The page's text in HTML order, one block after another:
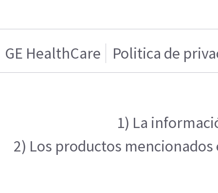
GE HealthCare Politica de
1) La
2) Los productos